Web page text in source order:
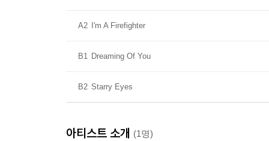
A2 I'm A Firefighter
B1 Dreaming Of You
B2 Starry Eyes
아티스트 소개 (1명)